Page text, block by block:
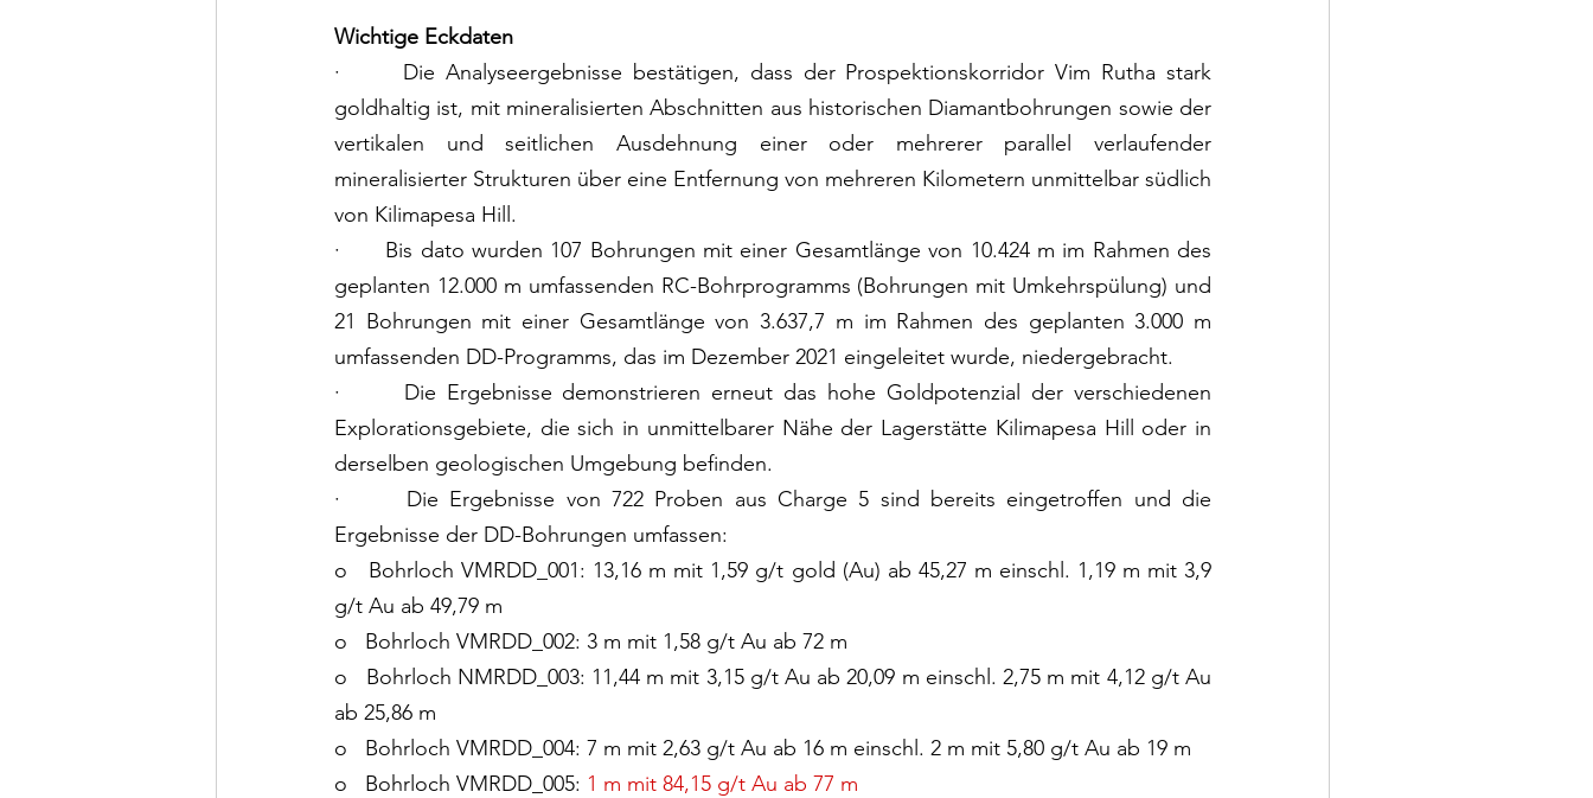
Wichtige Eckdaten
·      Die Analyseergebnisse bestätigen, dass der Prospektionskorridor Vim Rutha stark
goldhaltig ist, mit mineralisierten Abschnitten aus historischen Diamantbohrungen sowie der
vertikalen und seitlichen Ausdehnung einer oder mehrerer parallel verlaufender
mineralisierter Strukturen über eine Entfernung von mehreren Kilometern unmittelbar südlich
von Kilimapesa Hill.
·      Bis dato wurden 107 Bohrungen mit einer Gesamtlänge von 10.424 m im Rahmen des
geplanten 12.000 m umfassenden RC-Bohrprogramms (Bohrungen mit Umkehrspülung) und
21 Bohrungen mit einer Gesamtlänge von 3.637,7 m im Rahmen des geplanten 3.000 m
umfassenden DD-Programms, das im Dezember 2021 eingeleitet wurde, niedergebracht.
·      Die Ergebnisse demonstrieren erneut das hohe Goldpotenzial der verschiedenen
Explorationsgebiete, die sich in unmittelbarer Nähe der Lagerstätte Kilimapesa Hill oder in
derselben geologischen Umgebung befinden.
·      Die Ergebnisse von 722 Proben aus Charge 5 sind bereits eingetroffen und die
Ergebnisse der DD-Bohrungen umfassen:
o   Bohrloch VMRDD_001: 13,16 m mit 1,59 g/t gold (Au) ab 45,27 m einschl. 1,19 m mit 3,9
g/t Au ab 49,79 m
o   Bohrloch VMRDD_002: 3 m mit 1,58 g/t Au ab 72 m
o   Bohrloch NMRDD_003: 11,44 m mit 3,15 g/t Au ab 20,09 m einschl. 2,75 m mit 4,12 g/t Au
ab 25,86 m
o   Bohrloch VMRDD_004: 7 m mit 2,63 g/t Au ab 16 m einschl. 2 m mit 5,80 g/t Au ab 19 m
o   Bohrloch VMRDD_005: 1 m mit 84,15 g/t Au ab 77 m